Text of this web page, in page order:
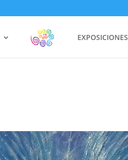
EXPOSICIONES